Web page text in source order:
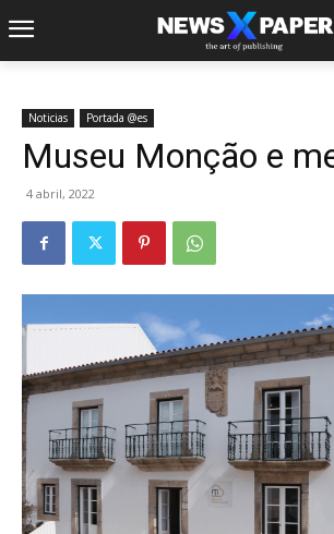
Noticias Portada @es
Museu Monção e
4 abril, 2022